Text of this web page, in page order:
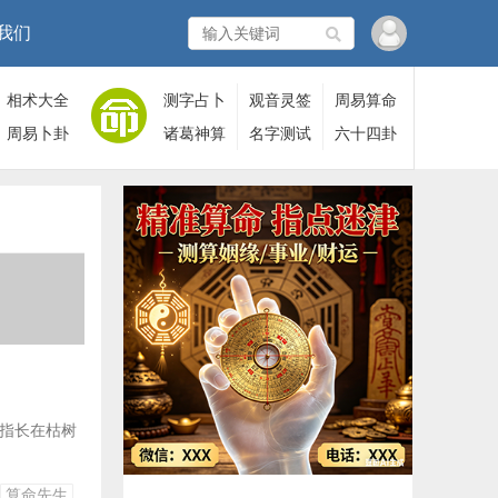
们
相术大全
周易卜卦
测字占卜 观音灵签
周易算命
诸葛神算
名字测试 六十四卦
长在枯树